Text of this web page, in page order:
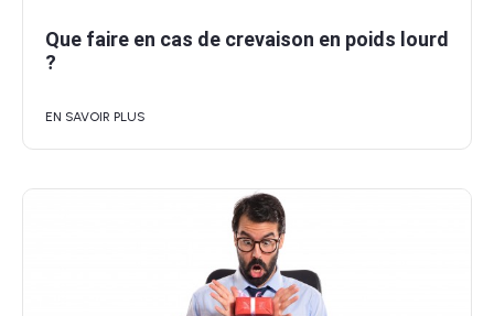
Que faire en cas de crevaison en poids lourd
?
EN SAVOIR PLUS